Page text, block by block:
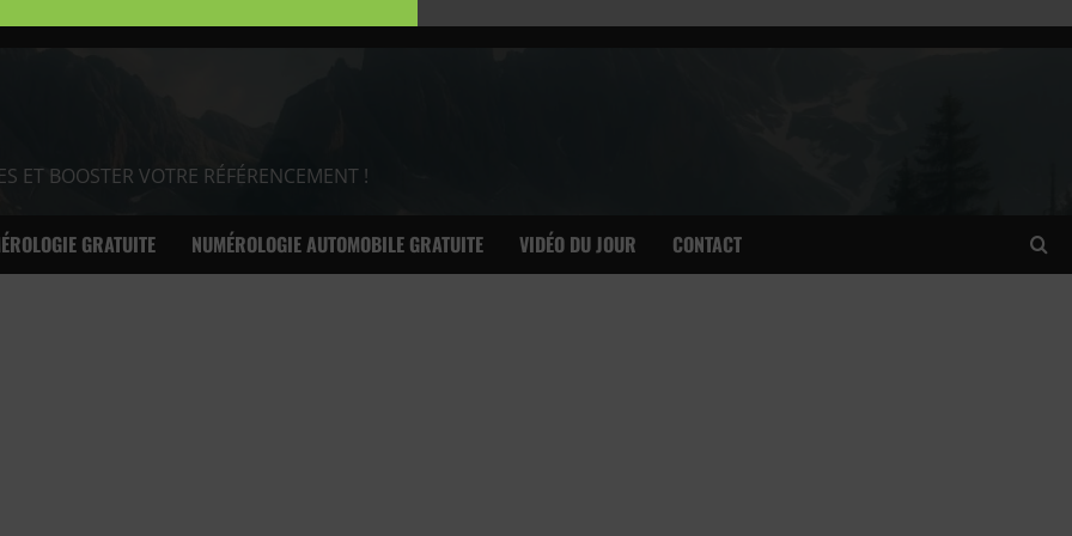
ET BOOSTER VOTRE RÉFÉRENCEMENT !
GRATUITE NUMÉROLOGIE AUTOMOBILE GRATUITE VIDÉO DU JOUR CONTACT